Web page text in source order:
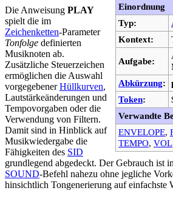
Einordnung
Typ:
Kontext:
Aufgabe:
Abkürzung:
Token:
Verwandte
ENVELOPE,
TEMPO, VOL
Die Anweisung PLAY
spielt die im
Zeichenketten-Parameter
Tonfolge definierten
Musiknoten ab.
Zusätzliche Steuerzeichen
ermöglichen die Auswahl
vorgegebenerHüllkurven,
Lautstärkeänderungen und
Tempovorgaben oder die
Verwendung von Filtern.
Damit sind in Hinblick auf
Musikwiedergabe die
Fähigkeiten des SID
grundlegend abgedeckt. Der Gebrauch ist
SOUND-Befehl nahezu ohne jegliche
hinsichtlich Tongenerierung auf einfachste